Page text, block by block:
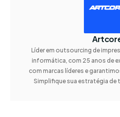
Líder em outsourcing de
informática, com 25 anos de
com marcas líderes e
Simplifique sua estratégia